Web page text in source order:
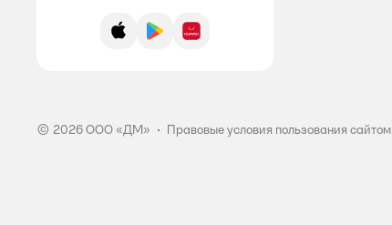
App StoreGoogle PlayAppGallery
© 2026 ООО «ДМ» • Правовые условия пользования сайтом